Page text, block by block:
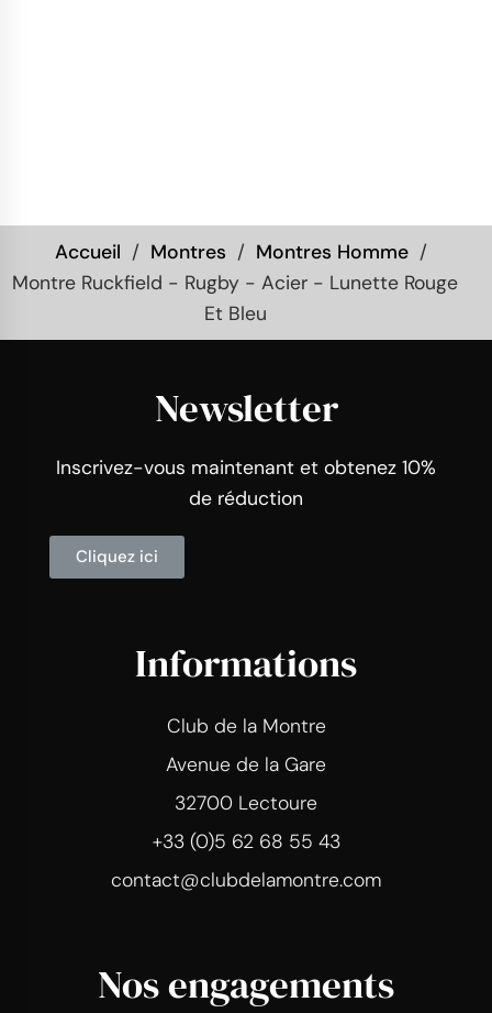
Accueil Montres
Montres Homme
Montre Ruckfield - Rugby - Acier - Lunette Rouge
Et Bleu
Newsletter
Inscrivez-vous maintenant et obtenez 10%
de réduction
Cliquez ici
Informations
Club de la Montre
Avenue de la Gare
32700 Lectoure
+33 (0)5 62 68 55 43
contact@clubdelamontre.com
Nos engagements